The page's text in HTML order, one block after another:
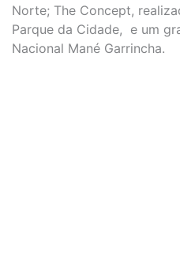
Norte; The Concept,
Parque da Cidade, e um
Nacional Mané Garrincha.